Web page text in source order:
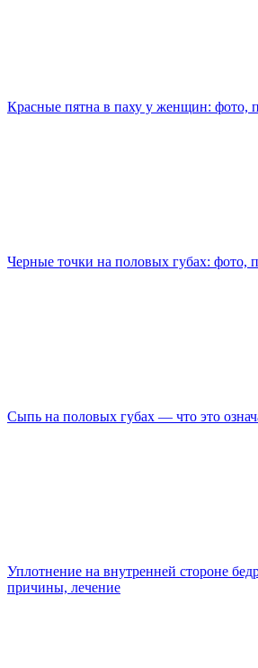
Красные пятна в паху у женщин: фото,
Черные точки на половых губах: фото,
Сыпь на половых губах — что это
Уплотнение на внутренней стороне
причины, лечение